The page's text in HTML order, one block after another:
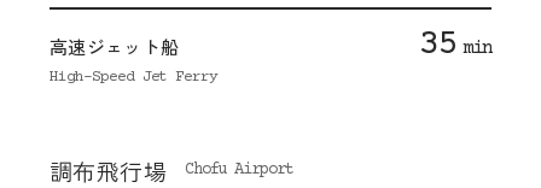
高速ジェット船 35 min
High-Speed Jet Ferry
調布飛行場 Chofu Airport